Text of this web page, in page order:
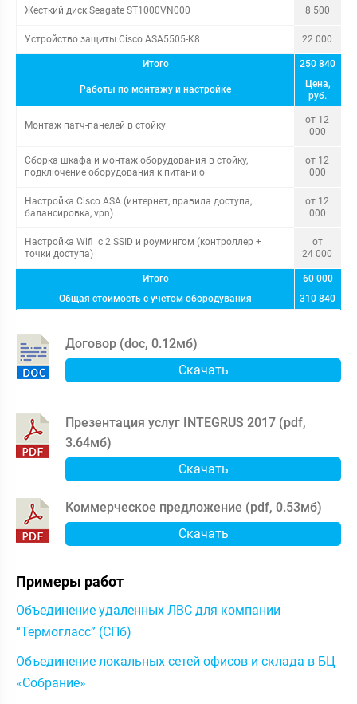
Жесткий диск Seagate ST1000VN000 8 500
Устройство защиты Cisco ASA5505-K8 22 000
Итого 250 840
Работы по монтажу и настройке
Цена,
руб.
Монтаж патч-панелей в стойку
от 12
000
Сборка шкафа и монтаж оборудования в стойку,
подключение оборудования к питанию
от 12
000
Настройка Cisco ASA (интернет, правила доступа,
балансировка, vpn)
от 12
000
Настройка Wifi с 2 SSID и роумингом (контроллер +
точки доступа)
от
24 000
Итого
60 000
Общая стоимость с учетом обородувания
310 840
Договор (doc, 0.12мб)
Скачать
Презентация услуг INTEGRUS 2017 (pdf,
3.64мб)
Скачать
Коммерческое предложение (pdf, 0.53мб)
Скачать
Примеры работ
Объединение удаленных ЛВС для компании
“Термогласс” (СПб)
Объединение локальных сетей офисов и склада в БЦ
«Собрание»